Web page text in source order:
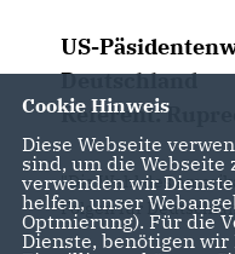
US-
Deutschland
Referent:
"Die Wahl des
Folgen für
Cookie Hinweis
Diese Webseite
sind, um die
verwenden wir
helfen, unser
Optmierung). Für die
Dienste, benötigen